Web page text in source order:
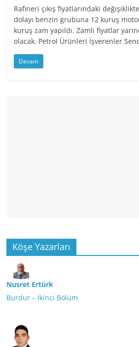
Rafineri çıkış fiyatlarındaki
dolayı benzin grubuna 12 kuruş
kuruş zam yapıldı. Zamlı fiyatlar
olacak. Petrol Ürünleri İşverenler
Devam
Köşe Yazarları
Nusret Ertürk
Burdur – İkinci Bölüm